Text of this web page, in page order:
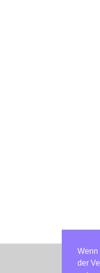
Wenn
der